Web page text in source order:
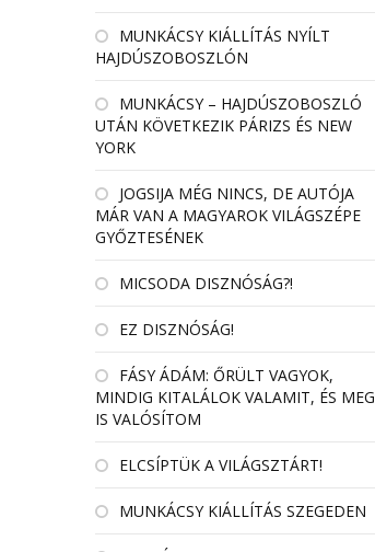
MUNKÁCSY KIÁLLÍTÁS NYÍLT
HAJDÚSZOBOSZLÓN
MUNKÁCSY – HAJDÚSZOBOSZLÓ
UTÁN KÖVETKEZIK PÁRIZS ÉS NEW
YORK
JOGSIJA MÉG NINCS, DE AUTÓJA
MÁR VAN A MAGYAROK VILÁGSZÉPE
GYŐZTESÉNEK
MICSODA DISZNÓSÁG?!
EZ DISZNÓSÁG!
FÁSY ÁDÁM: ŐRÜLT VAGYOK,
MINDIG KITALÁLOK VALAMIT, ÉS MEG
IS VALÓSÍTOM
ELCSÍPTÜK A VILÁGSZTÁRT!
MUNKÁCSY KIÁLLÍTÁS SZEGEDEN